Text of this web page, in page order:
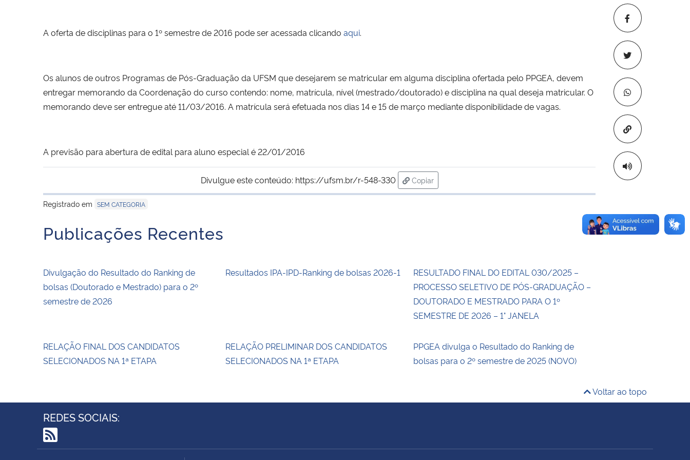
Copiar para
A oferta de disciplinas para o 1º semestre de 2016 pode ser acessada clicando aqui.
Os alunos de outros Programas de Pós-Graduação da UFSM que desejarem se matricular em alguma disciplina ofertada pelo PPGEA, devem
entregar memorando da Coordenação do curso contendo: nome, matrícula, nível (mestrado/doutorado) e disciplina na qual deseja matricular. O
memorando deve ser entregue até 11/03/2016. A matrícula será efetuada nos dias 14 e 15 de março mediante disponibilidade de vagas.
A previsão para abertura de edital para aluno especial é 22/01/2016
Divulgue este conteúdo: https://ufsm.br/r-548-330
Copiar
para área de transferência
Registrado em SEM CATEGORIA
Publicações Recentes
Divulgação do Resultado do Ranking de
bolsas (Doutorado e Mestrado) para o 2º
semestre de 2026
Resultados IPA-IPD-Ranking de bolsas 2026-1
RESULTADO FINAL DO EDITAL 030/2025 –
PROCESSO SELETIVO DE PÓS-GRADUAÇÃO –
DOUTORADO E MESTRADO PARA O 1º
SEMESTRE DE 2026 – 1° JANELA
RELAÇÃO FINAL DOS CANDIDATOS
SELECIONADOS NA 1ª ETAPA
RELAÇÃO PRELIMINAR DOS CANDIDATOS
SELECIONADOS NA 1ª ETAPA
PPGEA divulga o Resultado do Ranking de
bolsas para o 2º semestre de 2025 (NOVO)
Voltar ao topo
REDES SOCIAIS:
RSS